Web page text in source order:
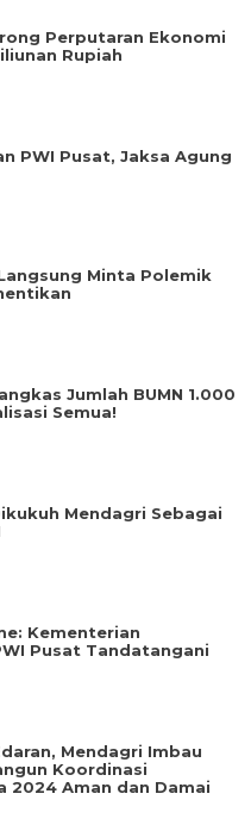
Perputaran Ekonomi
Rupiah
PWI Pusat, Jaksa Agung
Minta Polemik
Jumlah BUMN 1.000
Semua!
Mendagri Sebagai
Kementerian
Pusat Tandatangani
Mendagri Imbau
Koordinasi
2024 Aman dan Damai